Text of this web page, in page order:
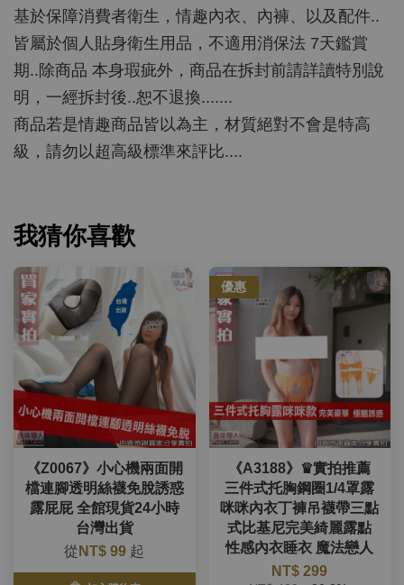
基於保障消費者衛生，情趣內衣、內褲、以及配件..
皆屬於個人貼身衛生用品，不適用消保法 7天鑑賞
期..除商品 本身瑕疵外，商品在拆封前請詳讀特別說
明，一經拆封後..恕不退換.......
商品若是情趣商品皆以為主，材質絕對不會是特高
級，請勿以超高級標準來評比....
我猜你喜歡
《Z0067》小心機兩面開
檔連腳透明絲襪免脫誘惑
露屁屁 全館現貨24小時
台灣出貨
從 NT$ 99 起
優惠
《A3188》♛實拍推薦
三件式托胸鋼圈1/4罩露
咪咪內衣丁褲吊襪帶三點
式比基尼完美綺麗露點
性感內衣睡衣 魔法戀人
NT$ 299